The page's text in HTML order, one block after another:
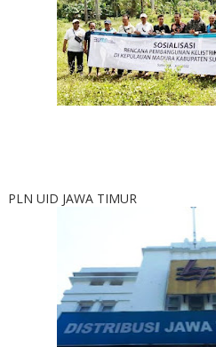
PLN UID JAWA TIMUR